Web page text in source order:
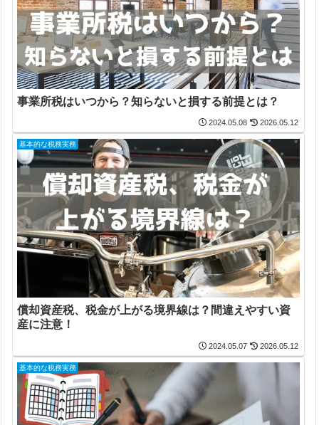
事業所税はいつから？知らないと損する前提とは？
2024.05.08 2026.05.12
基本的な税務実務
償却資産税、税金が上がる境界線は？間違えやすい資
産に注意！
2024.05.07 2026.05.12
基本的な税務実務